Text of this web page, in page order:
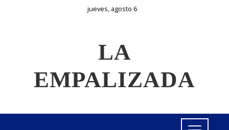
jueves, agosto 6
LA
EMPALIZADA